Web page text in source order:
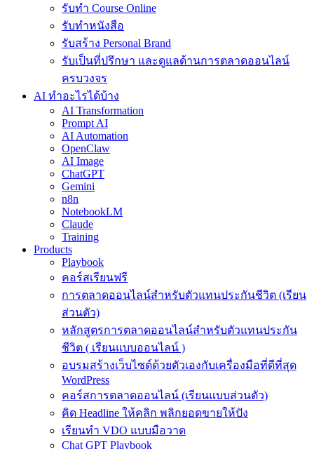
รับทำ Course Online
รับทำหนังสือ
รับสร้าง Personal Brand
รับเป็นที่ปรึกษา และดูแลด้านการตลาดออนไลน์
ครบวงจร
AI ทำอะไรได้บ้าง
AI Transformation
Prompt AI
AI Automation
OpenClaw
AI Image
ChatGPT
Gemini
n8n
NotebookLM
Claude
Training
Products
Playbook
คอร์สเรียนฟรี
การตลาดออนไลน์สำหรับตัวแทนประกันชีวิต (เรียน
ส่วนตัว)
หลักสูตรการตลาดออนไลน์สำหรับตัวแทนประกัน
ชีวิต ( เรียนแบบออนไลน์ )
อบรมสร้างเว็บไซต์ด้วยตัวเองกับเครื่องมือที่ดีที่สุด
WordPress
คอร์สการตลาดออนไลน์ (เรียนแบบส่วนตัว)
คิด Headline ให้คลิก พลิกยอดขายให้ปัง
เรียนทำ VDO แบบมือวาด
Chat GPT Playbook